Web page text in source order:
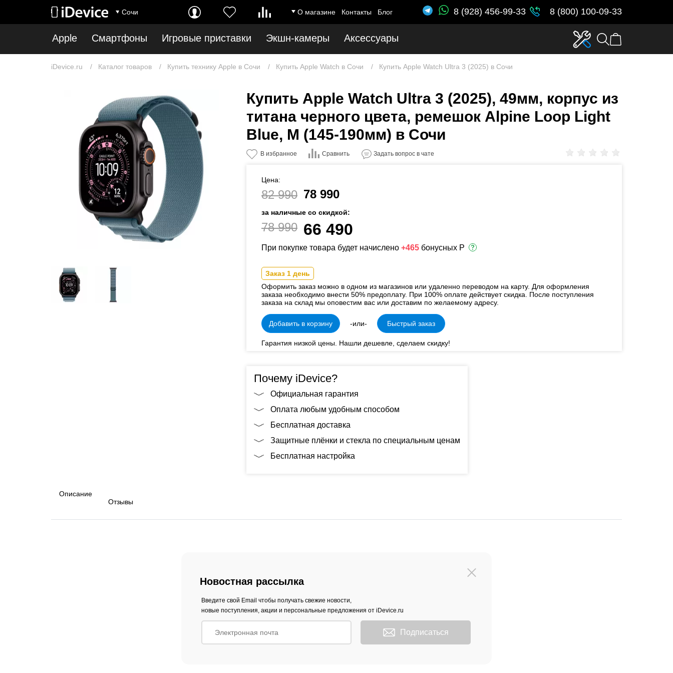
Сочи О магазине Контакты Блог 8 (928) 456-99-33 8 (800) 100-09-33
Apple Смартфоны Игровые приставки Экшн-камеры Аксессуары
iDevice.ru Каталог товаров Купить технику Apple в Сочи Купить Apple Watch в Сочи Купить Apple Watch Ultra 3 (2025) в Сочи
Купить Apple Watch Ultra 3 (2025), 49мм, корпус из
титана черного цвета, ремешок Alpine Loop Light
Blue, M (145-190мм) в Сочи
В избранное Сравнить Задать вопрос в чате
Цена:
82 990 78 990
за наличные со скидкой:
78 990 66 490
При покупке товара будет начислено +465 бонусных Р
Заказ 1 день
Оформить заказ можно в одном из магазинов или удаленно переводом на карту. Для оформления
заказа необходимо внести 50% предоплату. При 100% оплате действует скидка. После поступления
заказа на склад мы оповестим вас или доставим по желаемому адресу.
Добавить в корзину -или- Быстрый заказ
Гарантия низкой цены. Нашли дешевле, сделаем скидку!
Почему iDevice?
Официальная гарантия
Оплата любым удобным способом
Бесплатная доставка
Защитные плёнки и стекла по специальным ценам
Бесплатная настройка
Описание
Отзывы
Новостная рассылка
Введите свой Email чтобы получать свежие новости,
новые поступления, акции и персональные предложения от iDevice.ru
Подписаться